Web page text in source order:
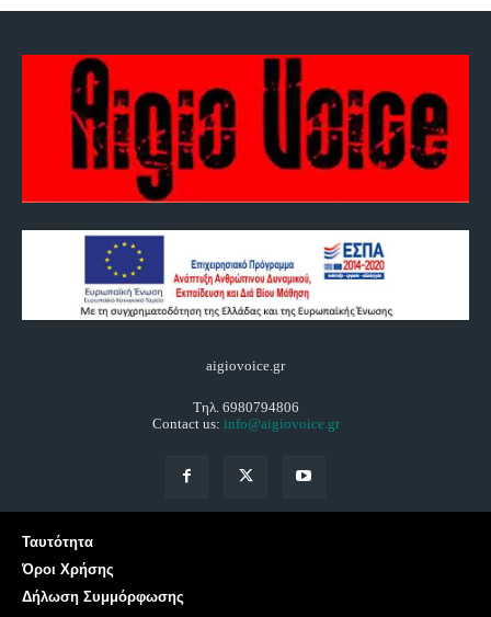
aigiovoice.gr
Τηλ. 6980794806
Contact us: info@aigiovoice.gr
Ταυτότητα
Όροι Χρήσης
Δήλωση Συμμόρφωσης